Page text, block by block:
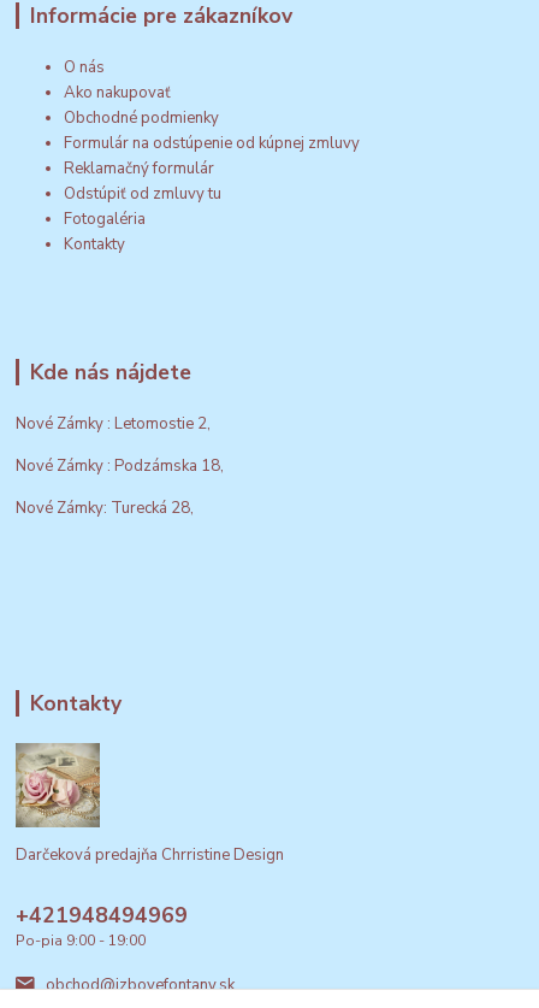
Informácie pre zákazníkov
O nás
Ako nakupovať
Obchodné podmienky
Formulár na odstúpenie od kúpnej zmluvy
Reklamačný formulár
Odstúpiť od zmluvy tu
Fotogaléria
Kontakty
Kde nás nájdete
Nové Zámky : Letomostie 2,
Nové Zámky : Podzámska 18,
Nové Zámky: Turecká 28,
Kontakty
Darčeková predajňa Chrristine Design
+421948494969
Po-pia 9:00 - 19:00
obchod@izbovefontany.sk